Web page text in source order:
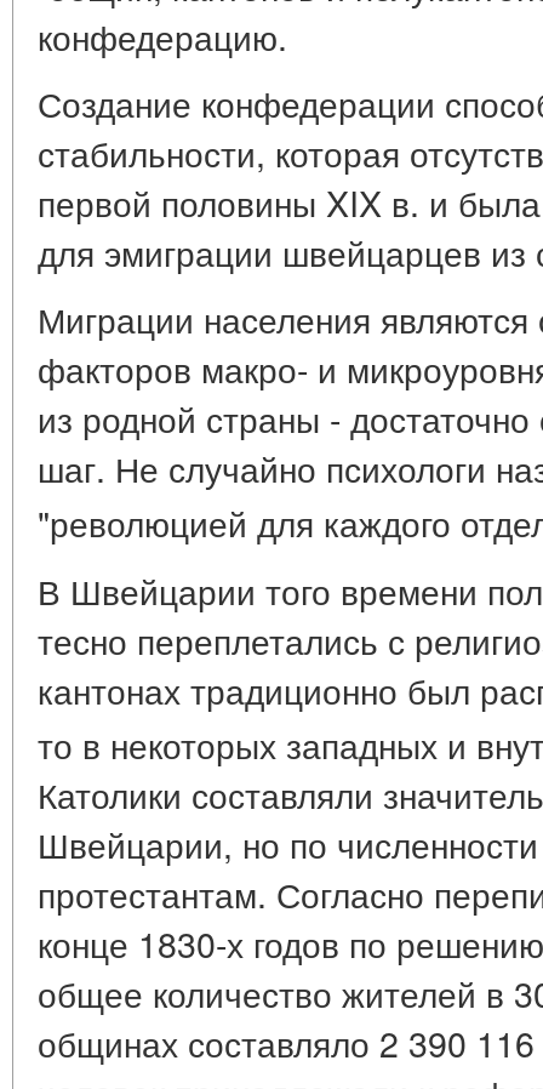
конфедерацию.
Создание конфедерации
стабильности, которая
первой половины XIX в. и
для эмиграции швейцарцев из
Миграции населения
факторов макро- и
из родной страны -
шаг. Не случайно психологи
"революцией для каждого
В Швейцарии того времени
тесно переплетались с
кантонах традиционно был
то в некоторых западных и
Католики составляли
Швейцарии, но по
протестантам. Согласно
конце 1830-х годов по
общее количество жителей в
общинах составляло 2 390